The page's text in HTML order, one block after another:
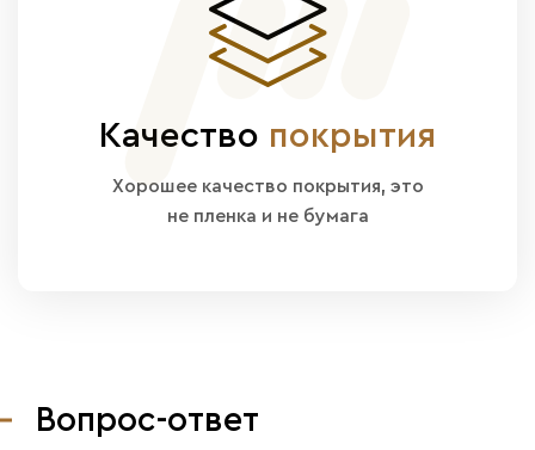
Качество покрытия
Хорошее качество покрытия, это
не пленка и не бумага
Вопрос-ответ